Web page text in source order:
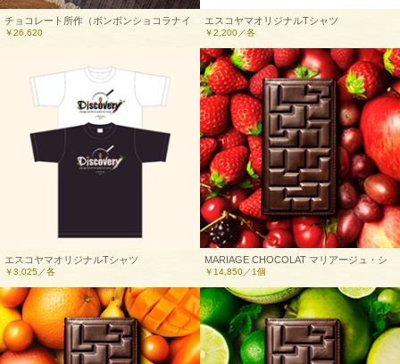
チョコレート所作（ボンボンショコラナイ
フ+レザーケース+カッティングボード）
￥26,620
エスコヤマオリジナルTシャツ
“CHOCOLATE MANIA”
￥2,200／各
エスコヤマオリジナルTシャツ
“Discovery”ロゴTシャツ
￥3,025／各
MARIAGE CHOCOLAT マリアージュ・シ
ョコラ《ベリーピンク》
￥14,850／1個